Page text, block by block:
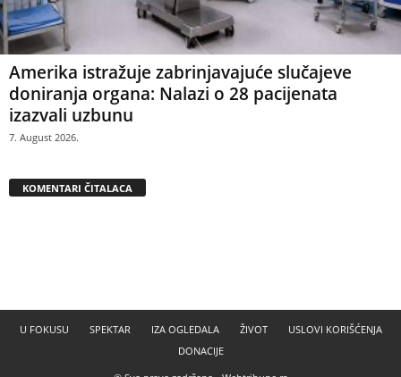
Amerika istražuje zabrinjavajuće slučajeve
doniranja organa: Nalazi o 28 pacijenata
izazvali uzbunu
7. August 2026.
KOMENTARI ČITALACA
U FOKUSU SPEKTAR IZA OGLEDALA ŽIVOT
USLOVI KORIŠĆENJA
DONACIJE